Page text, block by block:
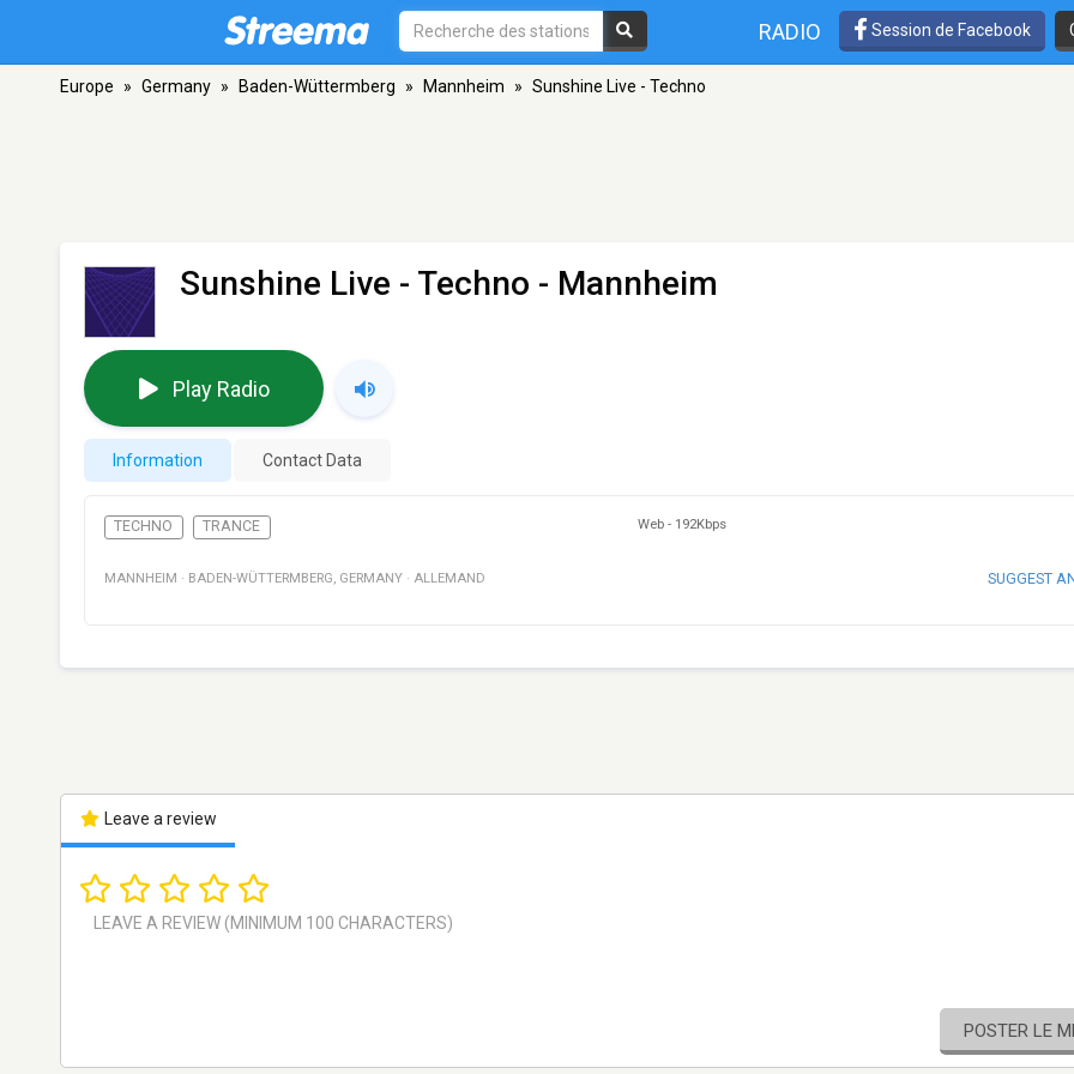
RADIO Session de Facebook
Europe » Germany » Baden-Wüttermberg » Mannheim » Sunshine Live - Techno
Sunshine Live - Techno - Mannheim
Play Radio
Information Contact Data
TECHNO TRANCE Web - 192Kbps
MANNHEIM · BADEN-WÜTTERMBERG, GERMANY · ALLEMAND SUGGEST
Leave a review
POSTER LE